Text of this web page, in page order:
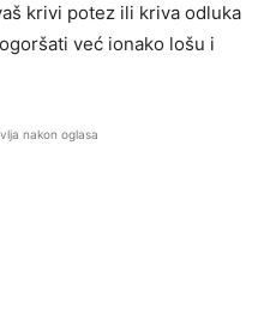
krivi potez ili kriva odluka
već ionako lošu i
nakon oglasa